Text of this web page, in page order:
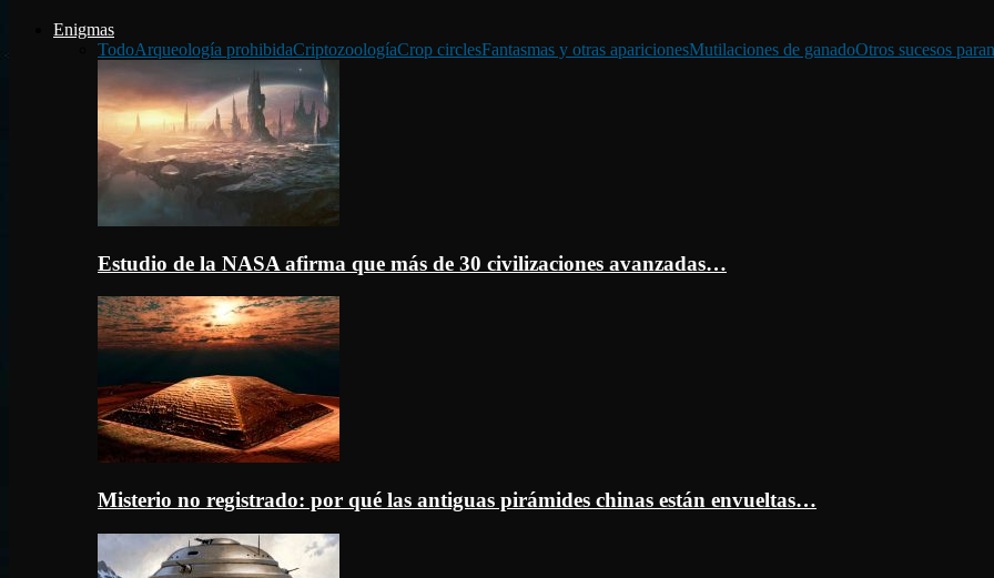
Enigmas
TodoArqueología prohibidaCriptozoologíaCrop circlesFantasmas y otras aparicionesMutilaciones de ganadoOtros sucesos
Estudio de la NASA afirma que más de 30 civilizaciones avanzadas…
Misterio no registrado: por qué las antiguas pirámides chinas están envueltas…